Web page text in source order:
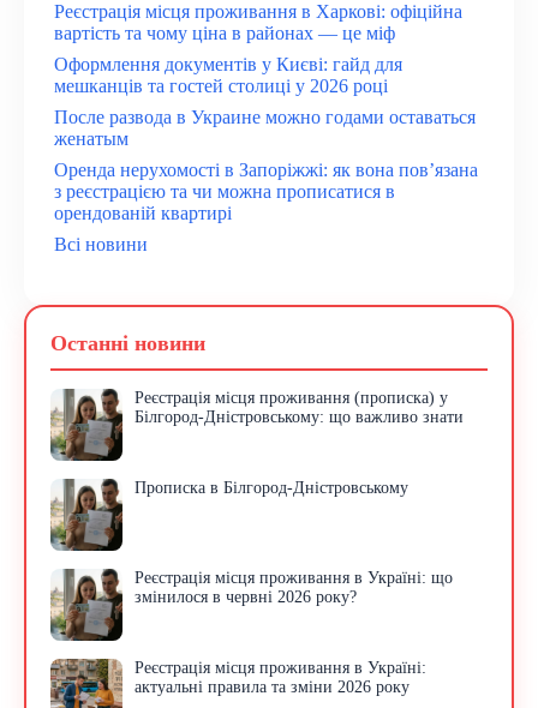
Реєстрація місця проживання в Харкові: офіційна
вартість та чому ціна в районах — це міф
Оформлення документів у Києві: гайд для
мешканців та гостей столиці у 2026 році
После развода в Украине можно годами оставаться
женатым
Оренда нерухомості в Запоріжжі: як вона пов’язана
з реєстрацією та чи можна прописатися в
орендованій квартирі
Всі новини
Останні новини
Реєстрація місця проживання (прописка) у
Білгород-Дністровському: що важливо знати
Прописка в Білгород-Дністровському
Реєстрація місця проживання в Україні: що
змінилося в червні 2026 року?
Реєстрація місця проживання в Україні:
актуальні правила та зміни 2026 року